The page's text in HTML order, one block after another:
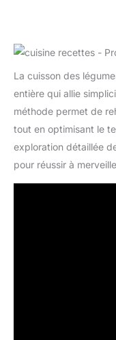
La cuisson des
entière qui allie
méthode permet de
tout en optimisant le
exploration détaillée
pour réussir à